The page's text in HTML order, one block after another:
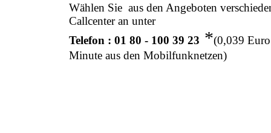
Wählen Sie aus den Angeboten
Callcenter an unter
Telefon : 01 80 - 100 39 23 *(0,039
Minute aus den Mobilfunknetzen)